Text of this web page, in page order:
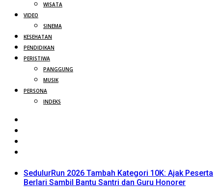
WISATA
VIDEO
SINEMA
KESEHATAN
PENDIDIKAN
PERISTIWA
PANGGUNG
MUSIK
PERSONA
INDEKS
SedulurRun 2026 Tambah Kategori 10K: Ajak Peserta
Berlari Sambil Bantu Santri dan Guru Honorer